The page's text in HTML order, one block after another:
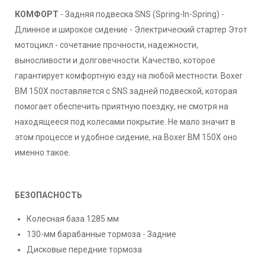
КОМФОРТ - Задняя подвеска SNS (Spring-In-Spring) -
Длинное и широкое сидение - Электрический стартер Этот
мотоцикл - сочетание прочности, надежности,
выносливости и долговечности. Качество, которое
гарантирует комфортную езду на любой местности. Boxer
BM 150X поставляется с SNS задней подвеской, которая
помогает обеспечить приятную поездку, не смотря на
находящееся под колесами покрытие. Не мало значит в
этом процессе и удобное сидение, на Boxer BM 150X оно
именно такое.
БЕЗОПАСНОСТЬ
Колесная база 1285 мм
130-мм барабанные тормоза - Задние
Дисковые передние тормоза